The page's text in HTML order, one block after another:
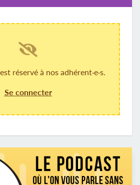
réservé à nos adhérent·e·s.
Se connecter